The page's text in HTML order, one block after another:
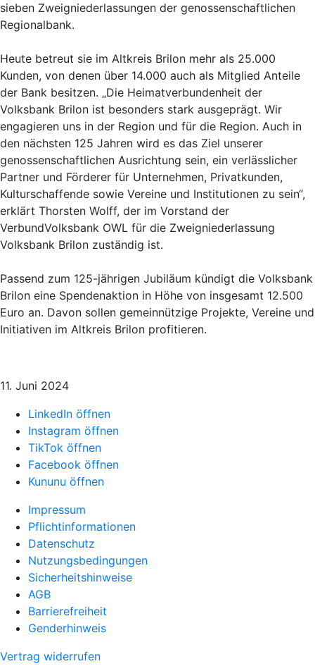
sieben Zweigniederlassungen der genossenschaftlichen
Regionalbank.
Heute betreut sie im Altkreis Brilon mehr als 25.000
Kunden, von denen über 14.000 auch als Mitglied Anteile
der Bank besitzen. „Die Heimatverbundenheit der
Volksbank Brilon ist besonders stark ausgeprägt. Wir
engagieren uns in der Region und für die Region. Auch in
den nächsten 125 Jahren wird es das Ziel unserer
genossenschaftlichen Ausrichtung sein, ein verlässlicher
Partner und Förderer für Unternehmen, Privatkunden,
Kulturschaffende sowie Vereine und Institutionen zu sein“,
erklärt Thorsten Wolff, der im Vorstand der
VerbundVolksbank OWL für die Zweigniederlassung
Volksbank Brilon zuständig ist.
Passend zum 125-jährigen Jubiläum kündigt die Volksbank
Brilon eine Spendenaktion in Höhe von insgesamt 12.500
Euro an. Davon sollen gemeinnützige Projekte, Vereine und
Initiativen im Altkreis Brilon profitieren.
11. Juni 2024
LinkedIn öffnen
Instagram öffnen
TikTok öffnen
Facebook öffnen
Kununu öffnen
Impressum
Pflichtinformationen
Datenschutz
Nutzungsbedingungen
Sicherheitshinweise
AGB
Barrierefreiheit
Genderhinweis
Vertrag widerrufen